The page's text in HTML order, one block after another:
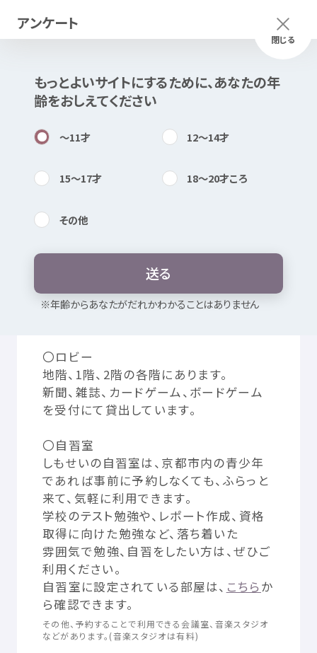
内検索
お気に入り
つかいかた サイトについて
気持ちをはきだす サイト
気に入り お知らせ
利用規約 寄付
プライバシーポリシー 認定サービスとは
Mexへのお問い合わせ
© Mex
ふりがな つかいかた メニュー
閉じる
アンケート
もっとよいサイトにするために、あなたの年
齢をおしえてください
〜11才 12〜14才
15〜17才 18〜20才ころ
その他
送る
※年齢からあなたがだれかわかることはありません
このページは公開情報をもとに
Mexで作成
京都市下京青少年活動センター し
もせい
〇ロビー
地階、1階、2階の各階にあります。
新聞、 雑誌、カードゲーム、ボードゲーム
を受付にて貸出 しています。
〇自習室
しもせいの自習室は、 京都市内の青少年
であれば事前に予約しなくても、ふらっと
来て、 気軽に利用できます。
学校のテスト勉強や、レポート作成、 資格
取得に向けた勉強など、 落ち着いた
雰囲気で勉強、 自習 をしたい方は、ぜひご
利用ください。
自習 室に設定されている部屋は、 こちらか
ら確認できます。
その他、 予約することで利用できる会議室、 音楽スタジオ
などがあります。(音楽スタジオは有料)